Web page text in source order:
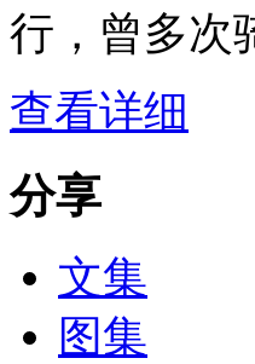
行，曾多次
查看详细
分享
文集
图集